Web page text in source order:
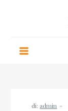
di: admin